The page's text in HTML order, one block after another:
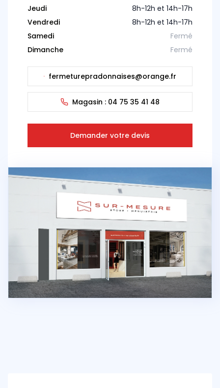
Jeudi
8h-12h et 14h-17h
Vendredi
8h-12h et 14h-17h
Samedi
Fermé
Dimanche
Fermé
fermeturepradonnaises@orange.fr
Magasin : 04 75 35 41 48
Demander votre devis